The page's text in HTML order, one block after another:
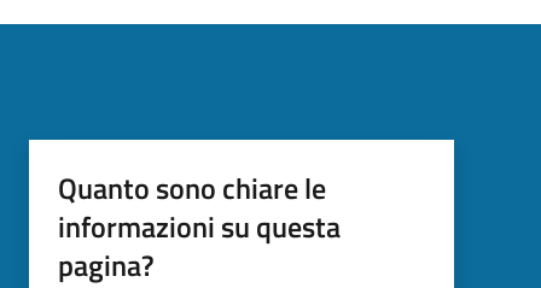
Quanto sono chiare le
informazioni su questa
pagina?